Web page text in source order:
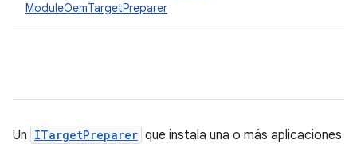
ModuleOemTargetPreparer
Un ITargetPreparer que instala una o más aplicaciones